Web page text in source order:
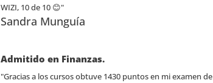
WIZI, 10 de 10 😊"
Sandra Munguía
Admitido en Finanzas.
"Gracias a los cursos obtuve 1430 puntos en mi examen de